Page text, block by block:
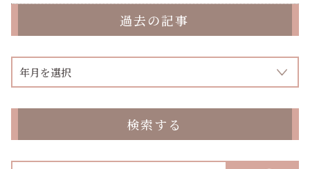
過去の記事
検索する